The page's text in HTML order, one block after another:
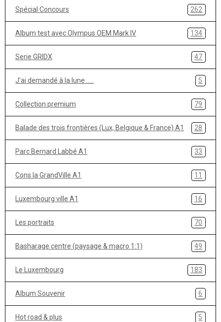
Spécial Concours 262
Album test avec Olympus OEM Mark IV 134
Serie GRIDX 47
J'ai demandé à la lune ..... 5
Collection premium 79
Balade des trois frontières (Lux, Belgique & France) A1 28
Parc Bernard Labbé A1 33
Cons la GrandVille A1 11
Luxembourg ville A1 16
Les portraits 70
Basharage centre (paysage & macro 1:1) 49
Le Luxembourg 183
Album Souvenir 6
Hot road & plus 5